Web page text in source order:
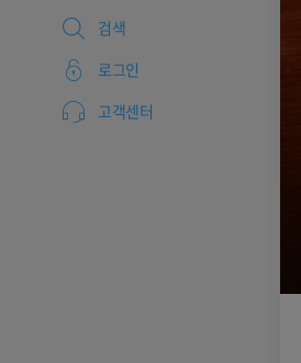
검색
로그인
고객센터